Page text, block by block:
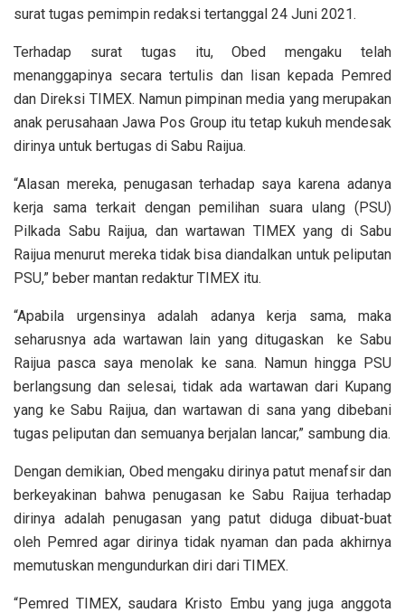
surat tugas pemimpin redaksi tertanggal 24 Juni 2021.
Terhadap surat tugas itu, Obed mengaku telah
menanggapinya secara tertulis dan lisan kepada Pemred
dan Direksi TIMEX. Namun pimpinan media yang merupakan
anak perusahaan Jawa Pos Group itu tetap kukuh mendesak
dirinya untuk bertugas di Sabu Raijua.
“Alasan mereka, penugasan terhadap saya karena adanya
kerja sama terkait dengan pemilihan suara ulang (PSU)
Pilkada Sabu Raijua, dan wartawan TIMEX yang di Sabu
Raijua menurut mereka tidak bisa diandalkan untuk peliputan
PSU,” beber mantan redaktur TIMEX itu.
“Apabila urgensinya adalah adanya kerja sama, maka
seharusnya ada wartawan lain yang ditugaskan ke Sabu
Raijua pasca saya menolak ke sana. Namun hingga PSU
berlangsung dan selesai, tidak ada wartawan dari Kupang
yang ke Sabu Raijua, dan wartawan di sana yang dibebani
tugas peliputan dan semuanya berjalan lancar,” sambung dia.
Dengan demikian, Obed mengaku dirinya patut menafsir dan
berkeyakinan bahwa penugasan ke Sabu Raijua terhadap
dirinya adalah penugasan yang patut diduga dibuat-buat
oleh Pemred agar dirinya tidak nyaman dan pada akhirnya
memutuskan mengundurkan diri dari TIMEX.
“Pemred TIMEX, saudara Kristo Embu yang juga anggota